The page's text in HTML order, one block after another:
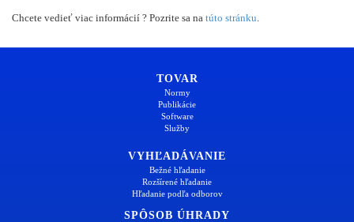
Chcete vedieť viac informácií ? Pozrite sa na túto stránku
TOVAR
Normy
Publikácie
Software
Služby
VYHĽADÁVANIE
Bežné hľadanie
Rozšírené hľadanie
Hľadanie podľa odborov
SPÔSOB ÚHRADY